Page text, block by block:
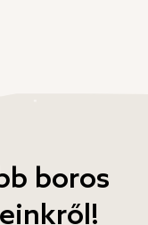
boros